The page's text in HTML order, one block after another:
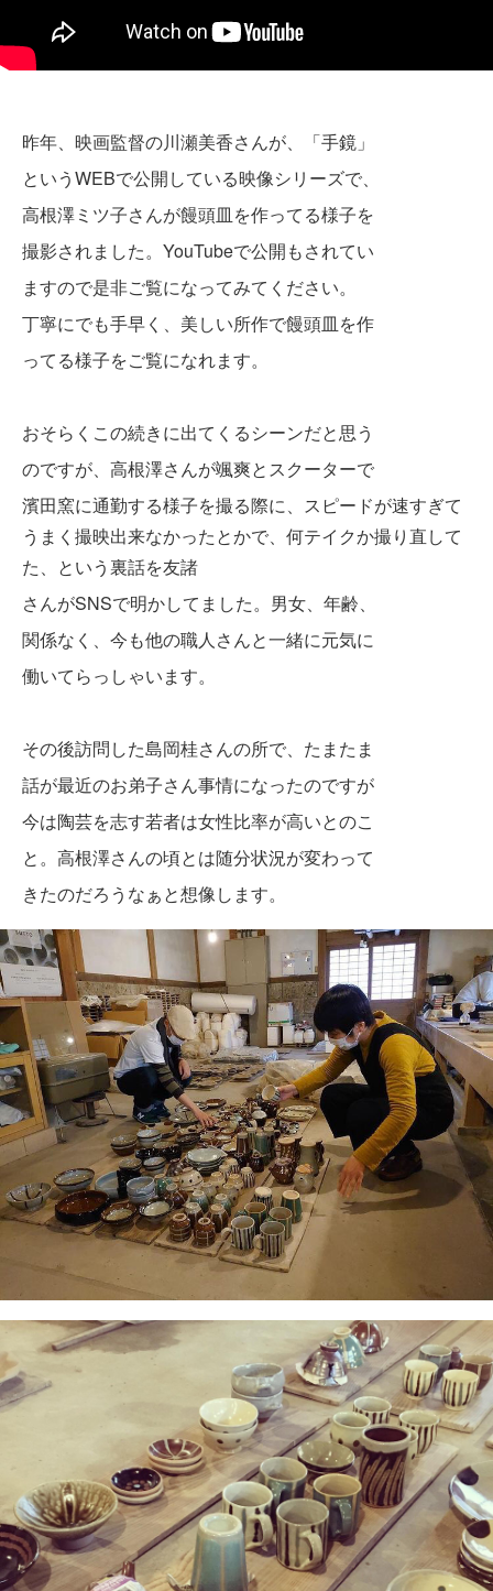
昨年、映画監督の川瀬美香さんが、「手鏡」
というWEBで公開している映像シリーズで、
高根澤ミツ子さんが饅頭皿を作ってる様子を
撮影されました。YouTubeで公開もされてい
ますので是非ご覧になってみてください。
丁寧にでも手早く、美しい所作で饅頭皿を作
ってる様子をご覧になれます。
おそらくこの続きに出てくるシーンだと思う
のですが、高根澤さんが颯爽とスクーターで
濱田窯に通勤する様子を撮る際に、スピードが速すぎて
うまく撮映出来なかったとかで、何テイクか撮り直して
た、という裏話を友諸
さんがSNSで明かしてました。男女、年齢、
関係なく、今も他の職人さんと一緒に元気に
働いてらっしゃいます。
その後訪問した島岡桂さんの所で、たまたま
話が最近のお弟子さん事情になったのですが
今は陶芸を志す若者は女性比率が高いとのこ
と。高根澤さんの頃とは随分状況が変わって
きたのだろうなぁと想像します。